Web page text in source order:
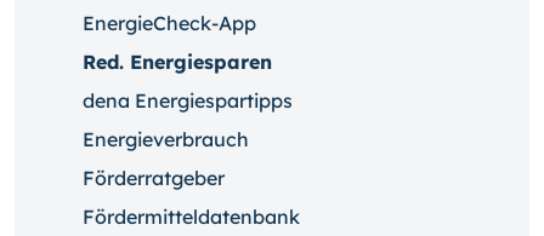
EnergieCheck-App
Red. Energiesparen
dena Energiespartipps
Energieverbrauch
Förderratgeber
Fördermitteldatenbank